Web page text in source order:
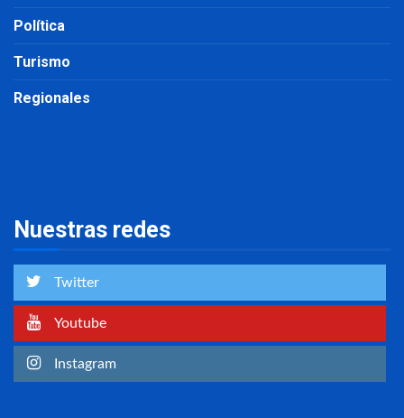
Política
Turismo
Regionales
Nuestras redes
Twitter
Youtube
Instagram